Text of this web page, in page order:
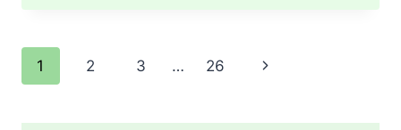
STATION
IN
Paginanavigatie
1 2 3 … 26
Volgende